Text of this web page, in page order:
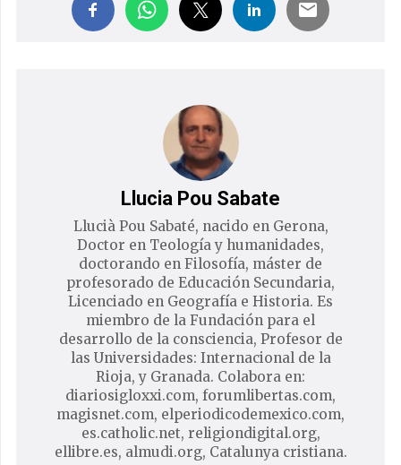
Llucia Pou Sabate
Llucià Pou Sabaté, nacido en Gerona,
Doctor en Teología y humanidades,
doctorando en Filosofía, máster de
profesorado de Educación Secundaria,
Licenciado en Geografía e Historia. Es
miembro de la Fundación para el
desarrollo de la consciencia, Profesor de
las Universidades: Internacional de la
Rioja, y Granada. Colabora en:
diariosigloxxi.com, forumlibertas.com,
magisnet.com, elperiodicodemexico.com,
es.catholic.net, religiondigital.org,
ellibre.es, almudi.org, Catalunya cristiana.